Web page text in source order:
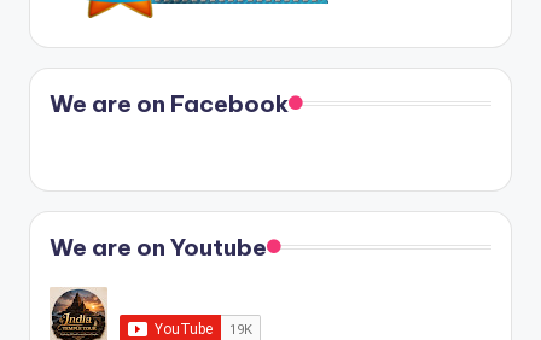
We are on Facebook
We are on Youtube